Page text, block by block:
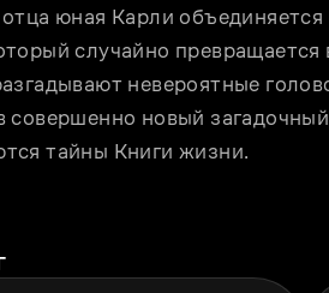
отца юная Карли
случайно
невероятные
совершенно новый
тайны Книги жизни.